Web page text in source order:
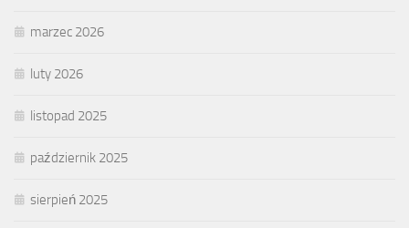
marzec 2026
luty 2026
listopad 2025
październik 2025
sierpień 2025